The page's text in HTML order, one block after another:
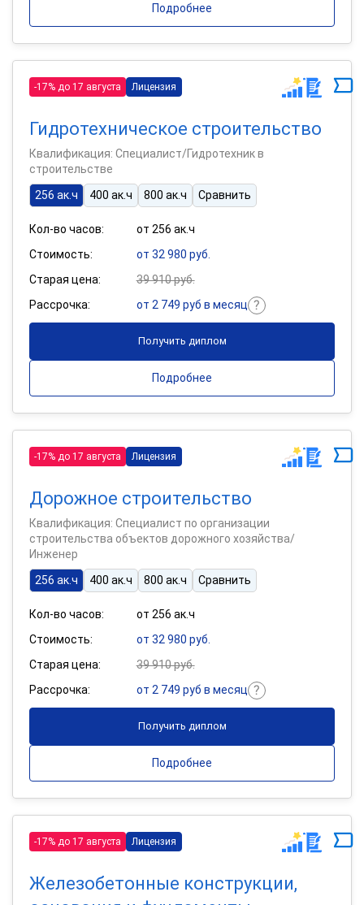
Подробнее
-17% до 17 августа Лицензия
Гидротехническое строительство
Квалификация: Специалист/Гидротехник в
строительстве
256 ак.ч
400 ак.ч 800 ак.ч Сравнить
Кол-во часов:
от 256 ак.ч
Стоимость:
от 32 980 руб.
Старая цена:
39 910 руб.
Рассрочка:
от 2 749 руб в месяц
Получить диплом
Подробнее
-17% до 17 августа Лицензия
Дорожное строительство
Квалификация: Специалист по организации
строительства объектов дорожного хозяйства/
Инженер
256 ак.ч
400 ак.ч 800 ак.ч Сравнить
Кол-во часов:
от 256 ак.ч
Стоимость:
от 32 980 руб.
Старая цена:
39 910 руб.
Рассрочка:
от 2 749 руб в месяц
Получить диплом
Подробнее
-17% до 17 августа Лицензия
Железобетонные конструкции,